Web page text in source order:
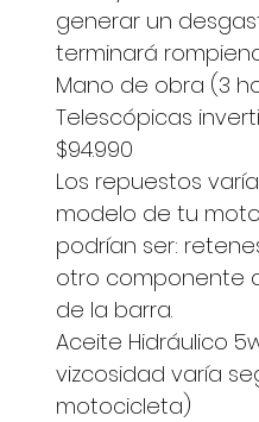
generar un
terminará
Mano de obra (3
Telescópicas
$94.990
Los repuestos
modelo de tu
podrían ser:
otro componente
de la barra.
Aceite Hidráulico
vizcosidad varía
motocicleta)